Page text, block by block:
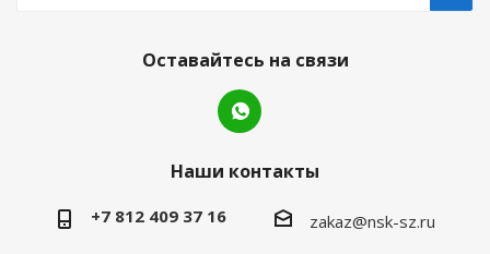
Оставайтесь на связи
Наши контакты
+7 812 409 37 16 zakaz@nsk-sz.ru